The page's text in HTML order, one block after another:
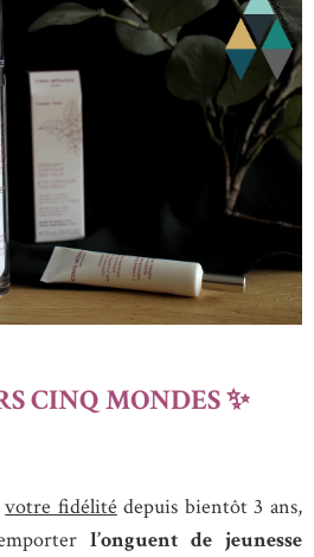
CINQ MONDES ✨
votre fidélité depuis bientôt 3 ans,
l’onguent de jeunesse